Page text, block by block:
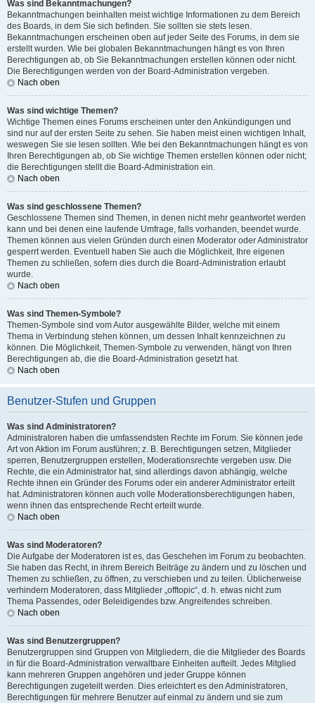
Was sind Bekanntmachungen?
Bekanntmachungen beinhalten meist wichtige Informationen zu dem Bereich
des Boards, in dem Sie sich befinden. Sie sollten sie stets lesen.
Bekanntmachungen erscheinen oben auf jeder Seite des Forums, in dem sie
erstellt wurden. Wie bei globalen Bekanntmachungen hängt es von Ihren
Berechtigungen ab, ob Sie Bekanntmachungen erstellen können oder nicht.
Die Berechtigungen werden von der Board-Administration vergeben.
Nach oben
Was sind wichtige Themen?
Wichtige Themen eines Forums erscheinen unter den Ankündigungen und
sind nur auf der ersten Seite zu sehen. Sie haben meist einen wichtigen Inhalt,
weswegen Sie sie lesen sollten. Wie bei den Bekanntmachungen hängt es von
Ihren Berechtigungen ab, ob Sie wichtige Themen erstellen können oder nicht;
die Berechtigungen stellt die Board-Administration ein.
Nach oben
Was sind geschlossene Themen?
Geschlossene Themen sind Themen, in denen nicht mehr geantwortet werden
kann und bei denen eine laufende Umfrage, falls vorhanden, beendet wurde.
Themen können aus vielen Gründen durch einen Moderator oder Administrator
gesperrt werden. Eventuell haben Sie auch die Möglichkeit, Ihre eigenen
Themen zu schließen, sofern dies durch die Board-Administration erlaubt
wurde.
Nach oben
Was sind Themen-Symbole?
Themen-Symbole sind vom Autor ausgewählte Bilder, welche mit einem
Thema in Verbindung stehen können, um dessen Inhalt kennzeichnen zu
können. Die Möglichkeit, Themen-Symbole zu verwenden, hängt von Ihren
Berechtigungen ab, die die Board-Administration gesetzt hat.
Nach oben
Benutzer-Stufen und Gruppen
Was sind Administratoren?
Administratoren haben die umfassendsten Rechte im Forum. Sie können jede
Art von Aktion im Forum ausführen; z. B. Berechtigungen setzen, Mitglieder
sperren, Benutzergruppen erstellen, Moderationsrechte vergeben usw. Die
Rechte, die ein Administrator hat, sind allerdings davon abhängig, welche
Rechte ihnen ein Gründer des Forums oder ein anderer Administrator erteilt
hat. Administratoren können auch volle Moderationsberechtigungen haben,
wenn ihnen das entsprechende Recht erteilt wurde.
Nach oben
Was sind Moderatoren?
Die Aufgabe der Moderatoren ist es, das Geschehen im Forum zu beobachten.
Sie haben das Recht, in ihrem Bereich Beiträge zu ändern und zu löschen und
Themen zu schließen, zu öffnen, zu verschieben und zu teilen. Üblicherweise
verhindern Moderatoren, dass Mitglieder „offtopic“, d. h. etwas nicht zum
Thema Passendes, oder Beleidigendes bzw. Angreifendes schreiben.
Nach oben
Was sind Benutzergruppen?
Benutzergruppen sind Gruppen von Mitgliedern, die die Mitglieder des Boards
in für die Board-Administration verwaltbare Einheiten aufteilt. Jedes Mitglied
kann mehreren Gruppen angehören und jeder Gruppe können
Berechtigungen zugeteilt werden. Dies erleichtert es den Administratoren,
Berechtigungen für mehrere Benutzer auf einmal zu ändern und sie zum